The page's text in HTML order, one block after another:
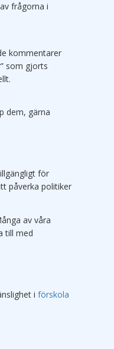
frågorna i
kommentarer
som gjorts
dem, gärna
för
påverka politiker
av våra
till med
i förskola